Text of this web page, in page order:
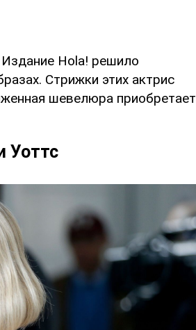
Hola! решило
Стрижки этих актрис
шевелюра приобретает
Уоттс